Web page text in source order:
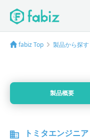
fabiz Top 製品から探す
製品概要
トミタエンジニ